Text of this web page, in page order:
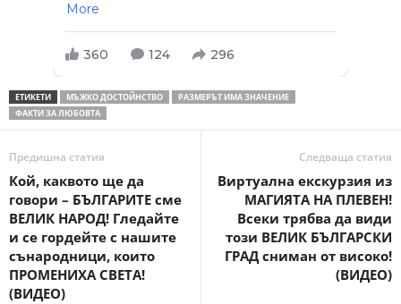
More
360 124 296
ЕТИКЕТИ МЪЖКО ДОСТОЙНСТВО
РАЗМЕРЪТ ИМА ЗНАЧЕНИЕ
ФАКТИ ЗА ЛЮБОВТА
Предишна статия
Кой, каквото ще да
говори – БЪЛГАРИТЕ сме
ВЕЛИК НАРОД! Гледайте
и се гордейте с нашите
сънародници, които
ПРОМЕНИХА СВЕТА!
(ВИДЕО)
Следваща статия
Виртуална екскурзия из
МАГИЯТА НА ПЛЕВЕН!
Всеки трябва да види
този ВЕЛИК БЪЛГАРСКИ
ГРАД сниман от високо!
(ВИДЕО)